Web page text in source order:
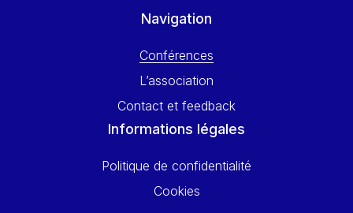
Navigation
Conférences
L’association
Contact et feedback
Informations légales
Politique de confidentialité
Cookies